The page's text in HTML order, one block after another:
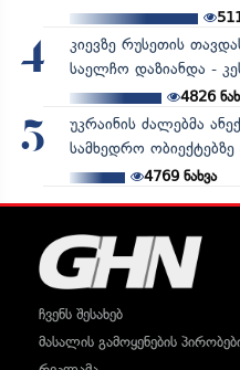
4
კიევზე რუსეთის
საელჩო დაზიანდა -
4826
5
უკრაინის ძალებმა
სამხედრო ობიექტებზე
4769ნახვა
ჩვენს შესახებ
მასალის გამოყენების